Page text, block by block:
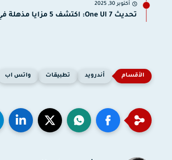
أكتوبر 30, 2025
تحديث One UI 7: اكتشف 5 مزايا مذهلة في هواتف...
أندرويد تطبيقات واتس اب